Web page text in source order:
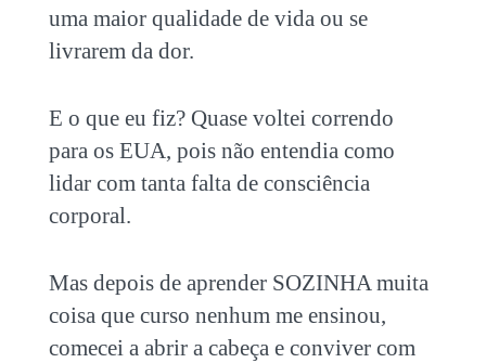
uma maior qualidade de vida ou se
livrarem da dor.
E o que eu fiz? Quase voltei correndo
para os EUA, pois não entendia como
lidar com tanta falta de consciência
corporal.
Mas depois de aprender SOZINHA muita
coisa que curso nenhum me ensinou,
comecei a abrir a cabeça e conviver com